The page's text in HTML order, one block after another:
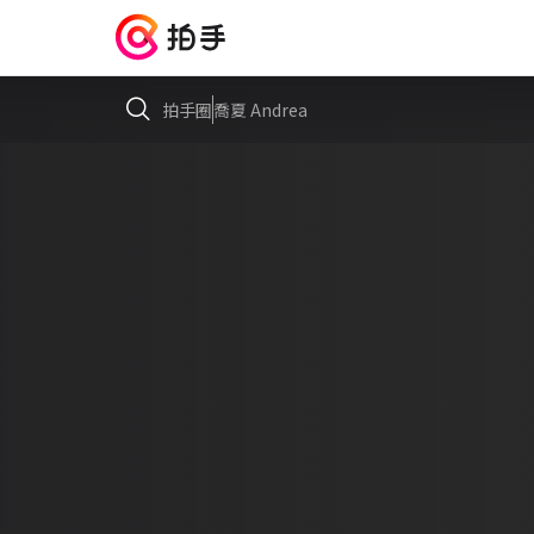
拍手圈喬夏 Andrea